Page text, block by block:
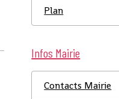
Plan
Infos Mairie
Contacts Mairie